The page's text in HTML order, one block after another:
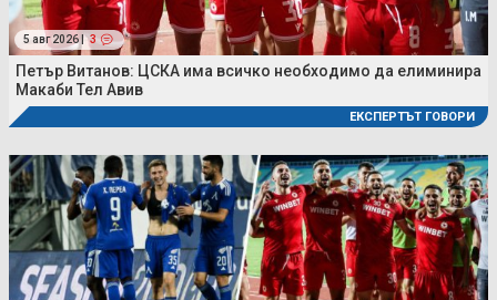
5 авг 2026 | 3
Петър Витанов: ЦСКА има всичко необходимо да елиминира
Макаби Тел Авив
ЕКСПЕРТЪТ ГОВОРИ